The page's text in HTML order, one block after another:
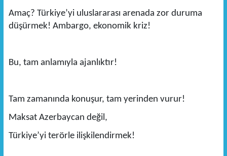
Amaç? Türkiye’yi uluslararası arenada zor duruma
düşürmek! Ambargo, ekonomik kriz!
Bu, tam anlamıyla ajanlıktır!
Tam zamanında konuşur, tam yerinden vurur!
Maksat Azerbaycan değil,
Türkiye’yi terörle ilişkilendirmek!